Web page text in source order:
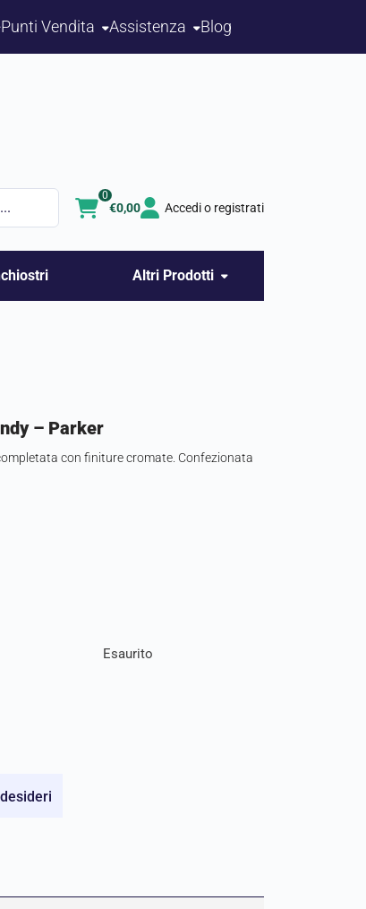
Punti Vendita Assistenza Blog
€0,00
0
Accedi o registrati
Altri Prodotti
– Parker
con finiture cromate. Confezionata
Esaurito